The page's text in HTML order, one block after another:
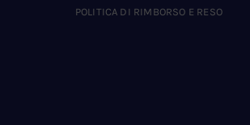
POLITICA DI RIMBORSO E RESO